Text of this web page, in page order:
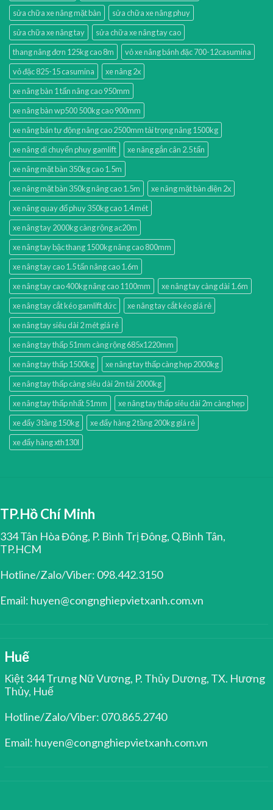
sửa chữa xe nâng mặt bàn
sửa chữa xe nâng phuy
sửa chữa xe nâng tay
sửa chữa xe nâng tay cao
thang nâng đơn 125kg cao 8m
vỏ xe nâng bánh đặc 700-12casumina
vỏ đặc 825-15 casumina
xe nâng 2x
xe nâng bàn 1 tấn nâng cao 950mm
xe nâng bàn wp500 500kg cao 900mm
xe nâng bán tự động nâng cao 2500mm tải trọng nâng 1500kg
xe nâng di chuyển phuy gamlift
xe nâng gắn cân 2.5 tấn
xe nâng mặt bàn 350kg cao 1.5m
xe nâng mặt bàn 350kg nâng cao 1.5m
xe nâng mặt bàn điện 2x
xe nâng quay đổ phuy 350kg cao 1.4 mét
xe nâng tay 2000kg càng rộng ac20m
xe nâng tay bậc thang 1500kg nâng cao 800mm
xe nâng tay cao 1.5 tấn nâng cao 1.6m
xe nâng tay cao 400kg nâng cao 1100mm
xe nâng tay càng dài 1.6m
xe nâng tay cắt kéo gamlift đức
xe nâng tay cắt kéo giá rẻ
xe nâng tay siêu dài 2 mét giá rẻ
xe nâng tay thấp 51mm càng rộng 685x1220mm
xe nâng tay thấp 1500kg
xe nâng tay thấp càng hẹp 2000kg
xe nâng tay thấp càng siêu dài 2m tải 2000kg
xe nâng tay thấp nhất 51mm
xe nâng tay thấp siêu dài 2m càng hẹp
xe đẩy 3 tầng 150kg
xe đẩy hàng 2 tầng 200kg giá rẻ
xe đẩy hàng xth130l
TP.Hồ Chí Minh
334 Tân Hòa Đông, P. Bình Trị Đông, Q.Bình Tân,
TP.HCM
Hotline/Zalo/Viber: 098.442.3150
Email: huyen@congnghiepvietxanh.com.vn
Huế
Kiệt 344 Trưng Nữ Vương, P. Thủy Dương, TX. Hương
Thủy, Huế
Hotline/Zalo/Viber: 070.865.2740
Email: huyen@congnghiepvietxanh.com.vn